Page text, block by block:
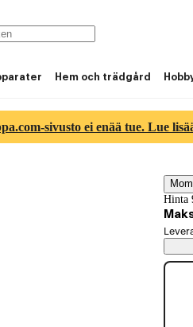
Hem och trädgård
sivusto ei enää tue. Lue
Hinta
Välj